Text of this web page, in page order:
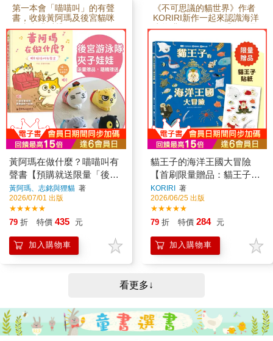
朋友們一起尋找寶藏的故
事，帶領孩子學習如何與他
人「分工合作」，以及理解
他人感受，展現同理關懷的
行動。附注音，適合3歲以上
=延伸閱讀=《皮卡丘的好朋
友》黃色的耳朵左右搖動──
皮卡丘搭著小船旅行，在這
片大海上，尋找最適合自己
的地方吧！伊布、咚咚鼠、
魔尼尼、圖圖犬、樂天河童
也都來了，一起出發，一起
玩耍，充滿驚喜的快樂冒
險！《皮卡丘的夜晚大冒
險》踏進神祕的森林，遇見
可夢正悄悄現身……黑暗中
藏著驚喜，也藏著挑戰，有
夥伴就不怕！《寶可夢之
島》日本繪本賞、德國白烏
鴉獎得主《上學快來不及
了！》作者「小木屋工坊」
獻給孩子，以及所有曾是孩
年的希望傳遞給下一代的夢
幻物語
遇見謎擬Q、耿鬼，還有更
多寶可夢正悄悄現身……黑
暗中藏著驚喜，也藏著挑
丘的海洋尋寶記》（附贈皮
卡丘出發探險造型明信片）
皮卡丘、伊布、咚咚鼠與新
朋友發現了一張神祕的藏寶
圖，決定前往森林、海岸洞
窟、沙灘尋找寶藏。他們能
順利找到嗎？和朋友一起展
開的冒險之旅，又會發生什
麼事呢？
第一本會「喵喵叫」的有聲
書，收錄黃阿瑪及後宮貓咪
的真實喵叫聲
黃阿瑪在做什麼？喵喵叫有
聲書【預購就送限量「後宮
游泳隊夾子娃娃」1隻】
黃阿瑪、志銘與狸貓 著
2026/07/01 出版
★★★★★
79 折 特價 435 元
加入購物車
《不可思議的貓世界》作者
KORIRI新作一起來認識海洋
生物喵～🐟 🐟 🐟「你們是
喵？」在神祕的大海裡，貓
王子遇見了哪些奇妙生物
呢？🐟 首刷限定贈品 🐟日
本獨家授權「貓王子❤冒
險」貼紙（10.5x14.8 cm）
在和平的貓咪王國裡，住著
一位可愛的貓王子。雖然還
不想睡覺，但貓管家爺爺已
經準備好要唸睡前故事了。
他今天唸的是貓王子最愛的
繪本《海洋王國》。於是，
貓王子一邊想像海洋王國的
模樣，一邊進入了夢鄉。當
貓王子再度睜開眼睛時——
他竟然身處在大海之上！他
陸續遇見了鯨魚、海豹、海
獺、海龜……還有各式各樣
的海洋生物。「你們是誰
喵？」「要帶我去哪裡
王子最終抵達的終點
是……？✦✧✦✧✦✧✦✧✦1.
人氣插畫家KORIRI的貓咪新
力，以可愛又有點傻氣的貓
王子為主角，畫面中藏了各
種作者巧妙設計的細節，一
貓王子的海洋王國大冒險
【首刷限量贈品：貓王子❤
冒險貼紙】
KORIRI著
2026/06/25 出版
★★★★★
79 折 特價 284 元
加入購物車
看更多↓